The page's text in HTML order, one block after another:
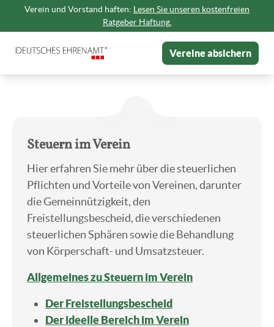
Verein und Vorstand haften: Lesen Sie unseren kostenfreien
Ratgeber Haftung.
Vereine absichern
Steuern im Verein
Hier erfahren Sie mehr über die steuerlichen
Pflichten und Vorteile von Vereinen, darunter
die Gemeinnützigkeit, den
Freistellungsbescheid, die verschiedenen
steuerlichen Sphären sowie die Behandlung
von Körperschaft- und Umsatzsteuer.
Allgemeines zu Steuern im Verein
Der Freistellungsbescheid
Der ideelle Bereich im Verein